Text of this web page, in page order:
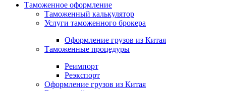
Таможенное оформление
Таможенный калькулятор
Услуги таможенного брокера
Оформление грузов из Китая
Таможенные процедуры
Реимпорт
Реэкспорт
Оформление грузов из Китая